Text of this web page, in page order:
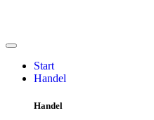
Start
Handel
Handel